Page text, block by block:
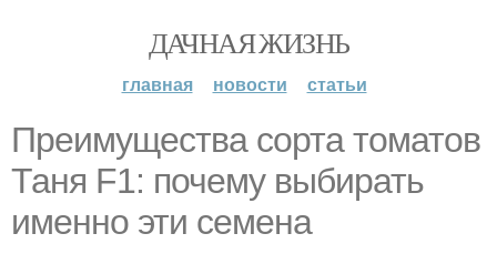
ДАЧНАЯ ЖИЗНЬ
главная новости статьи
Преимущества сорта томатов
Таня F1: почему выбирать
именно эти семена